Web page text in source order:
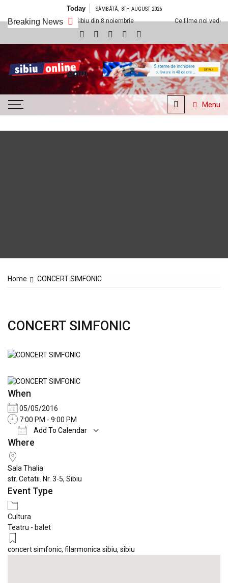
Today SÂMBĂTĂ, 8TH AUGUST 2026
Breaking News
Cineplexx Sibiu din 8 noiembrie Ce filme noi vedem la Cineplexx
SibiuOnline.com
… locatii si evenimente din
Sibiu!!!
Menu
Home CONCERT SIMFONIC
CONCERT SIMFONIC
When
05/05/2016
7:00 PM - 9:00 PM
Add To Calendar
Download ICS
Where
Sala Thalia
str. Cetatii. Nr. 3-5, Sibiu
Event Type
Cultura
Teatru - balet
concert simfonic, filarmonica sibiu, sibiu